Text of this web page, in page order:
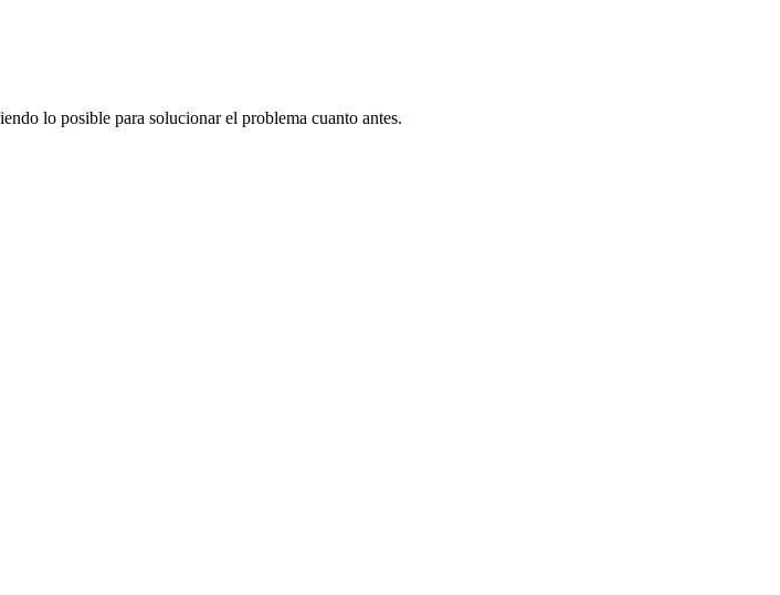
lo posible para solucionar el problema cuanto antes.